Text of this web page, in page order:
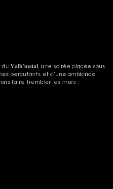
𝐕𝐚𝐥𝐡’𝐦𝐞𝐭𝐚𝐥, une soirée placée sous
percutants et d'une ambiance
faire trembler les murs :